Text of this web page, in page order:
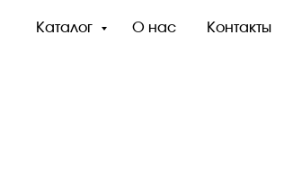
Каталог О нас Контакты